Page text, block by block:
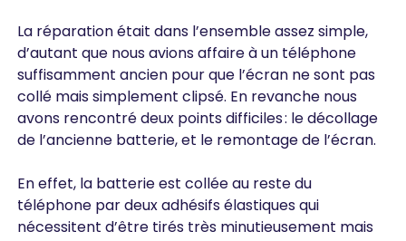
La réparation était dans l’ensemble assez simple,
d’autant que nous avions affaire à un téléphone
suffisamment ancien pour que l’écran ne sont pas
collé mais simplement clipsé. En revanche nous
avons rencontré deux points difficiles : le décollage
de l’ancienne batterie, et le remontage de l’écran.
En effet, la batterie est collée au reste du
téléphone par deux adhésifs élastiques qui
nécessitent d’être tirés très minutieusement mais